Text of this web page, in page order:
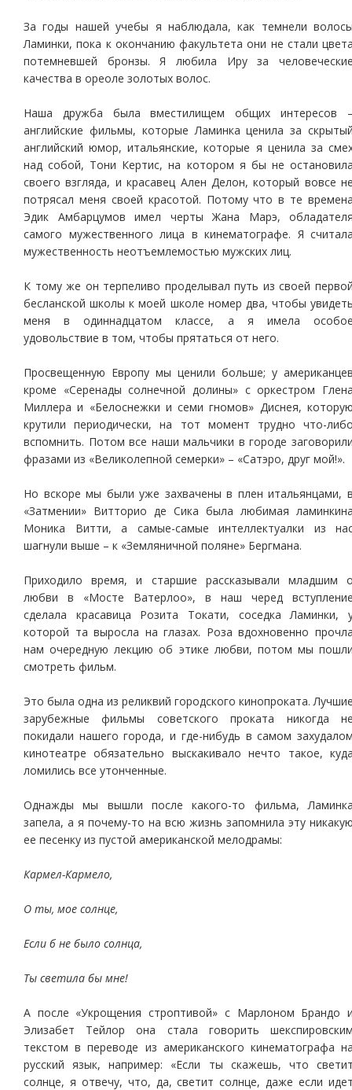
За годы нашей учебы я наблюдала, как темнели
Ламинки, пока к окончанию факультета они не стали
потемневшей бронзы. Я любила Иру за
качества в ореоле золотых волос.
Наша дружба была вместилищем общих интересов
английские фильмы, которые Ламинка ценила за
английский юмор, итальянские, которые я ценила за
над собой, Тони Кертис, на котором я бы не
своего взгляда, и красавец Ален Делон, который вовсе
потрясал меня своей красотой. Потому что в те
Эдик Амбарцумов имел черты Жана Марэ,
самого мужественного лица в кинематографе. Я
мужественность неотъемлемостью мужских лиц.
К тому же он терпеливо проделывал путь из своей
бесланской школы к моей школе номер два, чтобы
меня в одиннадцатом классе, а я имела
удовольствие в том, чтобы прятаться от него.
Просвещенную Европу мы ценили больше; у
кроме «Серенады солнечной долины» с оркестром
Миллера и «Белоснежки и семи гномов» Диснея,
крутили периодически, на тот момент трудно что-
вспомнить. Потом все наши мальчики в городе
фразами из «Великолепной семерки» – «Сатэро, друг мой!».
Но вскоре мы были уже захвачены в плен итальянцами,
«Затмении» Витторио де Сика была любимая
Моника Витти, а самые-самые интеллектуалки из
шагнули выше – к «Земляничной поляне» Бергмана.
Приходило время, и старшие рассказывали младшим
любви в «Мосте Ватерлоо», в наш черед
сделала красавица Розита Токати, соседка Ламинки,
которой та выросла на глазах. Роза вдохновенно
нам очередную лекцию об этике любви, потом мы
смотреть фильм.
Это была одна из реликвий городского кинопроката.
зарубежные фильмы советского проката никогда
покидали нашего города, и где-нибудь в самом
кинотеатре обязательно выскакивало нечто такое,
ломились все утонченные.
Однажды мы вышли после какого-то фильма,
запела, а я почему-то на всю жизнь запомнила эту
ее песенку из пустой американской мелодрамы:
Кармел-Кармело,
О ты, мое солнце,
Если б не было солнца,
Ты светила бы мне!
А после «Укрощения строптивой» с Марлоном Брандо
Элизабет Тейлор она стала говорить
текстом в переводе из американского кинематографа
русский язык, например: «Если ты скажешь, что
солнце, я отвечу, что, да, светит солнце, даже если